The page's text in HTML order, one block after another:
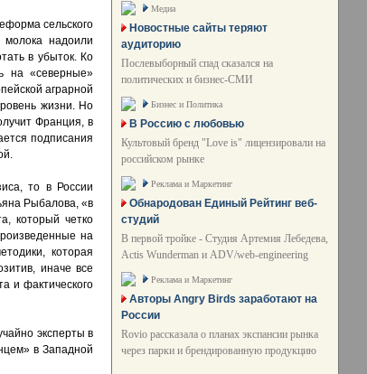
сельского
молока надоили
в убыток. Ко
на «северные»
аграрной
жизни. Но
Франция, в
подписания
то в России
Рыбалова, «в
который четко
на
которая
иначе все
и фактического
эксперты в
в Западной
Медиа
Новостные сайты теряют
аудиторию
Послевыборный спад сказался на
политических и бизнес-СМИ
Бизнес и Политика
В Россию с любовью
Культовый бренд "Love is" лицензировали на
российском рынке
Реклама и Маркетинг
Обнародован Единый Рейтинг веб-
студий
В первой тройке - Студия Артемия Лебедева,
Actis Wunderman и ADV/web-engineering
Реклама и Маркетинг
Авторы Angry Birds заработают на
России
Rovio рассказала о планах экспансии рынка
через парки и брендированную продукцию